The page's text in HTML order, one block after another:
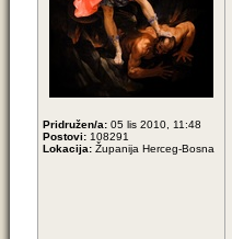
Pridružen/a: 05 lis 2010, 11:48
Postovi: 108291
Lokacija: Županija Herceg-Bosna